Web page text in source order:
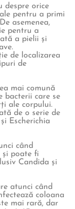
despre orice
pentru a primi
asemenea,
pentru a
a pielii și
de localizarea
de
mai comună
bacterii care se
ale corpului.
de o serie de
Escherichia
când
și poate fi
Candida și
atunci când
coloana
mai rară, dar